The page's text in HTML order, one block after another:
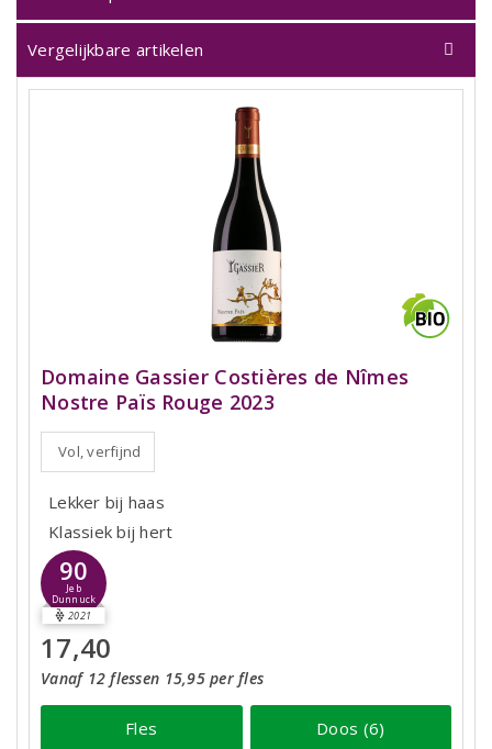
Vergelijkbare artikelen
Domaine Gassier Costières de Nîmes
Nostre Païs Rouge 2023
Vol, verfijnd
Lekker bij haas
Klassiek bij hert
90
Jeb
Dunnuck
2021
17,40
Vanaf 12 flessen 15,95 per fles
Fles Doos (6)